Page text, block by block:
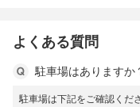
よくある質問
駐車場はありますか
駐車場は下記をご確認くだ